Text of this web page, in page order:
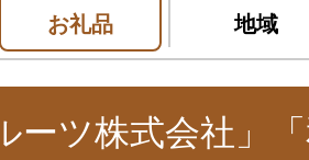
お礼品 地域
ーツ株式会社」